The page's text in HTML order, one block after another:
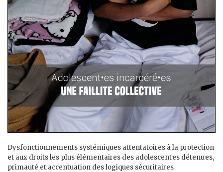
Dysfonctionnements systémiques attentatoires à la protection
et aux droits les plus élémentaires des adolescent·es détenu·es,
primauté et accentuation des logiques sécuritaires